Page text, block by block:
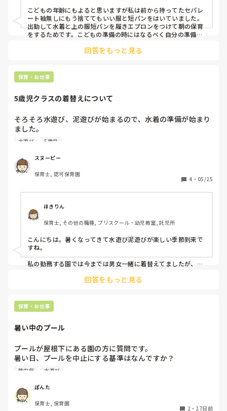
こどもの年齢にもよると思いますが私は前から持ってたセパレ
ート袖無しにもう捨ててもいい服と短パンをはいていました。
出勤して水着と上の服短パンを履きエプロンをつけて朝の保育
をするためです。こどもの準備の時にはなるべく自分の準備を
らいで保育してましたが幼児さんの時は細々してない着替えが
回答をもっと見る
保育・お仕事
5歳児クラスの着替えについて
そろそろ水遊び、泥遊びが始まるので、水着の準備が始まり
ました。
お着替えの際、男の子、女の子、一緒に着替えていますか?
話し合いの際、小学校低学年はどんな感じなんだろうね…と
いう話にもなり、まだ決定までたどり着いていません。
みなさんの園でのやり方が知りたいです。
よろしくお願いいたします。
水遊び 5歳児
スヌーピー
保育士, 認可保育園
4 ・ 05/25
ほきりん
保育士, その他の職種, プリスクール・幼児教室, 託児所
こんにちは。暑くなってきて水遊び泥遊びが楽しい季節到来で
すね。
私の勤務する園では今までは男女一緒に着替えてましたが、近
行中です。
教室で男女合同で着替えてるそうです。が、2年生以降は男女
1年生の我が子（女）も恥ずかしいと言っていますが、1年生は
まだ先生が全員見きれないと困る、という理由のようです。
参考までに☺️
回答をもっと見る
保育・お仕事
暑い中のプール
プールが屋根下にある園の方に質問です。
暑い日、プールを中止にする基準はなんですか？
熱中症アラート基準ですか？
いただきたいです！
熱中症 水遊び
ぽんた
保育士, 保育園
2・ 27日前